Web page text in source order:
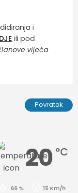
i
ili pod
vijeća
Povratak
20 °C
66 % 15 Km/h